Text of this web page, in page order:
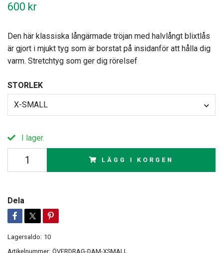
600 kr
Den här klassiska långärmade tröjan med halvlångt blixtlås
är gjort i mjukt tyg som är borstat på insidanför att hålla dig
varm. Stretchtyg som ger dig rörelsef
STORLEK
X-SMALL
I lager.
LÄGG I KORGEN
Dela
Lagersaldo: 10
Artikelnummer: ÖVERDRAG-DAM-XSMALL